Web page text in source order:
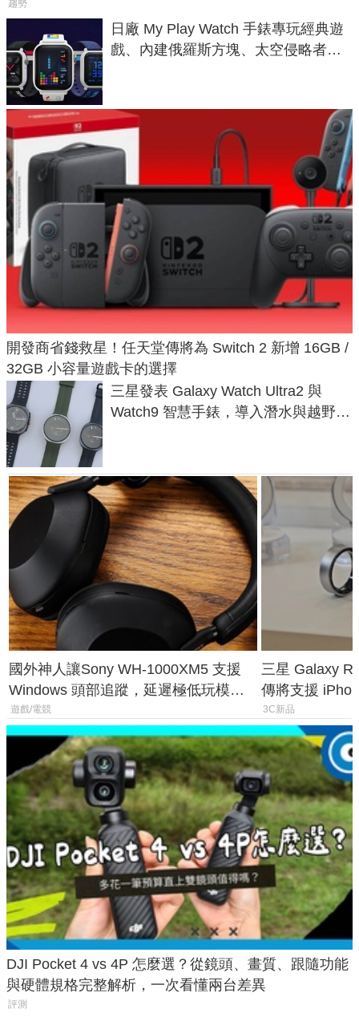
趨勢
日廠 My Play Watch 手錶專玩經典遊
戲、內建俄羅斯方塊、太空侵略者，
開發商省錢救星！任天堂傳將為 Switch 2 新增 16GB /
32GB 小容量遊戲卡的選擇
三星發表 Galaxy Watch Ultra2 與
Watch9 智慧手錶，導入潛水與越野跑
國外神人讓Sony WH-1000XM5 支援
Windows 頭部追蹤，延遲極低玩模擬
飛行超有感
遊戲/電競
三星 Galaxy
傳將支援
慧家電連動功
3C新品
DJI Pocket 4 vs 4P 怎麼選？從鏡頭、畫質、跟隨功能
與硬體規格完整解析，一次看懂兩台差異
評測